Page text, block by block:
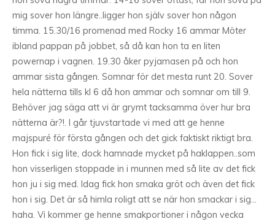
mig sover hon längre..ligger hon själv sover hon någon
timma. 15.30/16 promenad med Rocky 16 ammar Möter
ibland pappan på jobbet, så då kan hon ta en liten
powernap i vagnen. 19.30 åker pyjamasen på och hon
ammar sista gången. Somnar för det mesta runt 20. Sover
hela nätterna tills kl 6 då hon ammar och somnar om till 9.
Behöver jag säga att vi är grymt tacksamma över hur bra
nätterna är?!. I går tjuvstartade vi med att ge henne
majspuré för första gången och det gick faktiskt riktigt bra.
Hon fick i sig lite, dock hamnade mycket på haklappen..som
hon visserligen stoppade in i munnen med så lite av det fick
hon ju i sig med. Idag fick hon smaka gröt och även det fick
hon i sig. Det är så himla roligt att se när hon smackar i sig…
haha. Vi kommer ge henne smakportioner i någon vecka